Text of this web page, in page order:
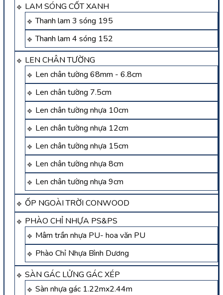
LAM SÓNG CỐT XANH
Thanh lam 3 sóng 195
Thanh lam 4 sóng 152
LEN CHÂN TƯỜNG
Len chân tường 68mm - 6.8cm
Len chân tường 7.5cm
Len chân tường nhựa 10cm
Len chân tường nhựa 12cm
Len chân tường nhựa 15cm
Len chân tường nhựa 8cm
Len chân tường nhựa 9cm
ỐP NGOÀI TRỜI CONWOOD
PHÀO CHỈ NHỰA PS&PS
Mâm trần nhựa PU- hoa văn PU
Phào Chỉ Nhựa Bình Dương
SÀN GÁC LỬNG GÁC XÉP
Sàn nhựa gác 1.22mx2.44m